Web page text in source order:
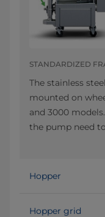
STANDARDIZED
The stainless
mounted on
and 3000
the pump need
Hopper
Hopper grid